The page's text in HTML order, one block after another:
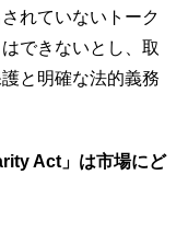
れていないトーク
できないとし、取
と明確な法的義務
Act」は市場にど